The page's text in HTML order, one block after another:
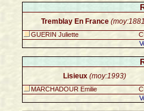
Tremblay En France
GUERIN Juliette
Lisieux (moy:1993)
MARCHADOUR Emilie